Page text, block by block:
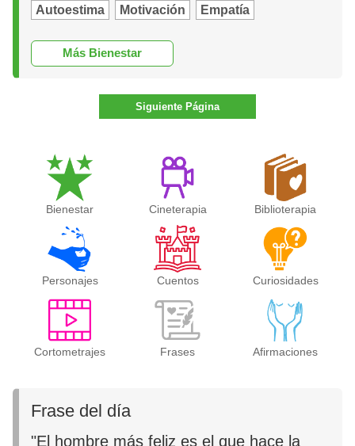
Autoestima Motivación Empatía
Más Bienestar
Siguiente Página
Bienestar Cineterapia Biblioterapia
Personajes Cuentos Curiosidades
Cortometrajes Frases Afirmaciones
Frase del día
"El hombre más feliz es el que hace la